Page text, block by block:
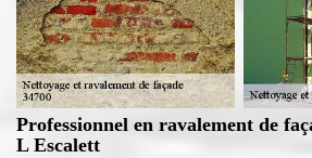
Professionnel en ravalement de
L Escalett